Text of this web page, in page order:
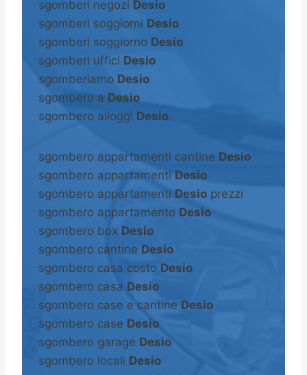
sgomberi negozi Desio
sgomberi soggiorni Desio
sgomberi soggiorno Desio
sgomberi uffici Desio
sgomberiamo Desio
sgombero a Desio
sgombero alloggi Desio
sgombero appartamenti cantine Desio
sgombero appartamenti Desio
sgombero appartamenti Desio prezzi
sgombero appartamento Desio
sgombero box Desio
sgombero cantine Desio
sgombero casa costo Desio
sgombero casa Desio
sgombero case e cantine Desio
sgombero case Desio
sgombero garage Desio
sgombero locali Desio